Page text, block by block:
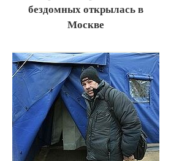
бездомных открылась в
Москве